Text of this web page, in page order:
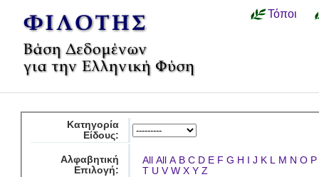
Τόποι
Κατηγορία
Είδους:
Αλφαβητική
Επιλογή:
All All A B C D E F G H I J K L M N O P
T U V W X Y Z